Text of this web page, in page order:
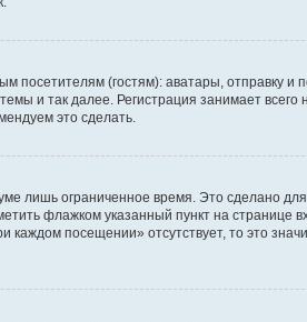
посетителям (гостям): аватары, отправку и
и так далее. Регистрация занимает всего
это сделать.
лишь ограниченное время. Это сделано для
флажком указанный пункт на странице
посещении» отсутствует, то это